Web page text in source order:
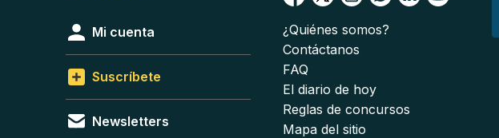
Mi cuenta
Suscríbete
Newsletters
¿Quiénes somos?
Contáctanos
FAQ
El diario de hoy
Reglas de concursos
Mapa del sitio